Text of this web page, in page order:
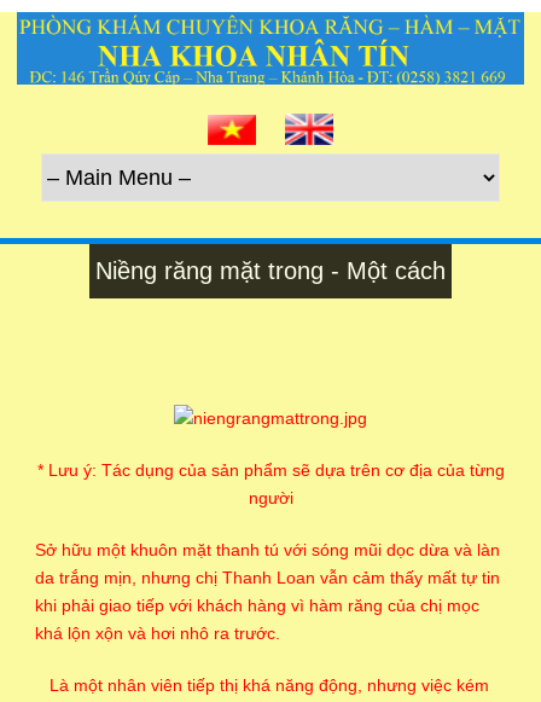
Niềng răng mặt trong - Một cách
* Lưu ý: Tác dụng của sản phẩm sẽ dựa trên cơ địa của từng
người
Sở hữu một khuôn mặt thanh tú với sóng mũi dọc dừa và làn
da trắng mịn, nhưng chị Thanh Loan vẫn cảm thấy mất tự tin
khi phải giao tiếp với khách hàng vì hàm răng của chị mọc
khá lộn xộn và hơi nhô ra trước.
Là một nhân viên tiếp thị khá năng động, nhưng việc kém